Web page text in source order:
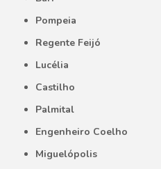
Pompeia
Regente Feijó
Lucélia
Castilho
Palmital
Engenheiro Coelho
Miguelópolis